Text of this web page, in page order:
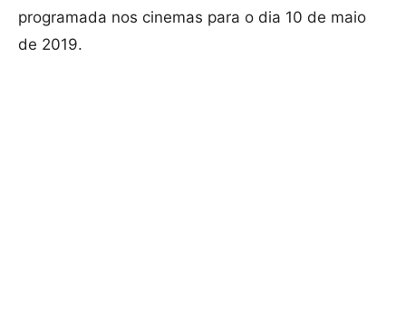
programada nos cinemas para o dia 10 de maio
de 2019.